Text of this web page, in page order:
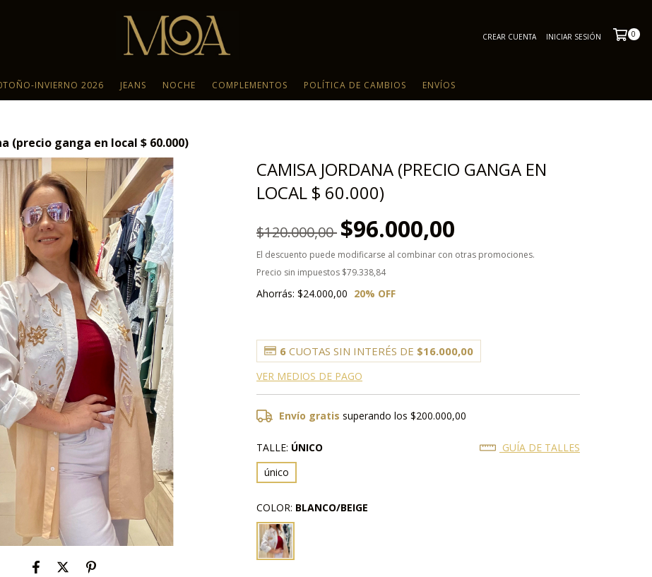
CREAR CUENTA INICIAR SESIÓN 0
INVIERNO 2026 JEANS NOCHE COMPLEMENTOS POLÍTICA DE CAMBIOS ENVÍOS
(precio ganga en local $ 60.000)
CAMISA JORDANA (PRECIO GANGA EN
LOCAL $ 60.000)
$120.000,00 $96.000,00
El descuento puede modificarse al combinar con otras promociones.
Precio sin impuestos $79.338,84
Ahorrás: $24.000,00 20% OFF
6 CUOTAS SIN INTERÉS DE $16.000,00
VER MEDIOS DE PAGO
Envío gratis superando los$200.000,00
TALLE: ÚNICO
GUÍA DE TALLES
único
COLOR: BLANCO/BEIGE